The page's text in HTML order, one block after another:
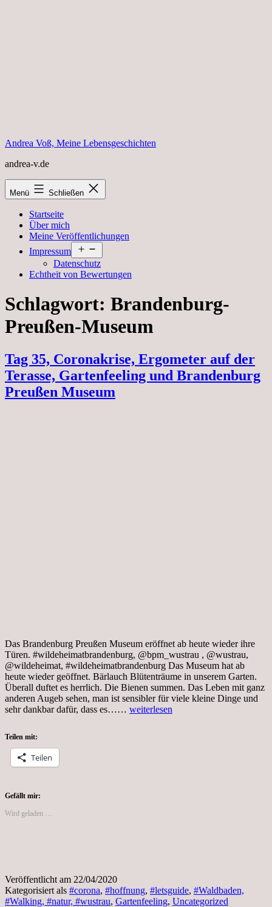
Andrea Voß, Meine Lebensgeschichten
andrea-v.de
Menü Schließen
Startseite
Über mich
Meine Veröffentlichungen
Impressum
öffnen
Datenschutz
Echtheit von Bewertungen
Schlagwort: Brandenburg-
Preußen-Museum
Tag 35, Coronakrise, Ergometer auf der
Terasse, Gartenfeeling und Brandenburg
Preußen Museum
Das Brandenburg Preußen Museum eröffnet ab heute wieder ihre
Türen. #wildeheimatbrandenburg, @bpm_wustrau , @wustrau,
@wildeheimat, #wildeheimatbrandenburg Das Museum hat ab
heute wieder geöffnet. Bärlauch Blütenträume in unserem Garten.
Überall duftet es herrlich. Die Bienen summen. Das Leben mit ganz
anderen Augeb sehen, man ist sensibler für viele kleine Dinge und
sehr dankbar dafür, dass es…… Tag
weiterlesen
Teilen mit:
Teilen
Gefällt mir:
Wird geladen …
Veröffentlicht am 22/04/2020
Kategorisiert als #corona, #hoffnung, #letsguide, #Waldbaden,
#Walking, #natur, #wustrau, Gartenfeeling, Uncategorized